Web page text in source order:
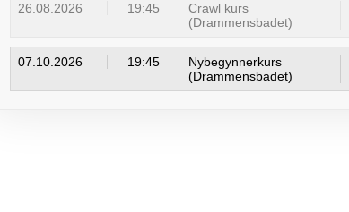
26.08.2026 19:45
Crawl kurs
(Drammensbadet)
07.10.2026 19:45
Nybegynnerkurs
(Drammensbadet)